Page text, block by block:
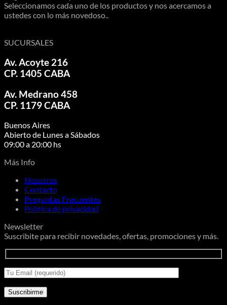
Seleccionamos cada uno de los productos y nos acercamos a
ustedes con lo más novedoso..
SUCURSALES
Av. Acoyte 216
CP. 1405 CABA
Av. Medrano 458
CP. 1179 CABA
Buenos Aires
Abierto de Lunes a Sábados
09:00 a 20:00 hs
Más Info
Nosotros
Contacto
Preguntas Frecuentes
Política de privacidad
Newsletter
Suscribite para recibir novedades, ofertas, promociones y más.